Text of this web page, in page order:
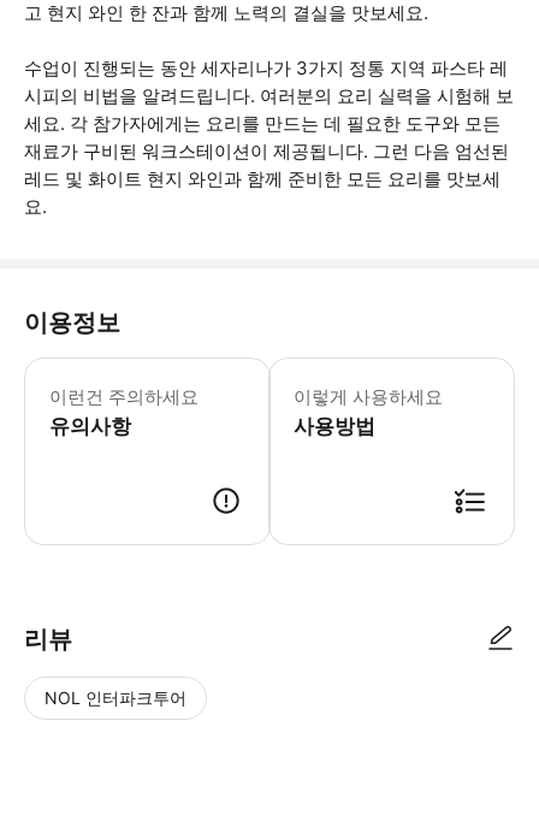
고 현지 와인 한 잔과 함께 노력의 결실을 맛보세요.
수업이 진행되는 동안 세자리나가 3가지 정통 지역 파스타 레
시피의 비법을 알려드립니다. 여러분의 요리 실력을 시험해 보
세요. 각 참가자에게는 요리를 만드는 데 필요한 도구와 모든
재료가 구비된 워크스테이션이 제공됩니다. 그런 다음 엄선된
레드 및 화이트 현지 와인과 함께 준비한 모든 요리를 맛보세
요.
이용정보
이런건 주의하세요
유의사항
- 주소는 예약 후 공유됩니다. - 식사
이렇게 사용하세요
사용방법
리뷰
NOL 인터파크투어